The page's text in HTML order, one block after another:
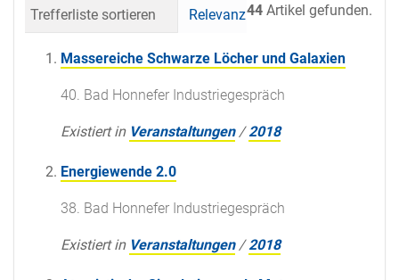
44 Artikel gefunden.
Trefferliste sortieren Relevanz Datum
Massereiche Schwarze Löcher und Galaxien
40. Bad Honnefer Industriegespräch
Existiert in Veranstaltungen /2018
Energiewende 2.0
38. Bad Honnefer Industriegespräch
Existiert in Veranstaltungen /2018